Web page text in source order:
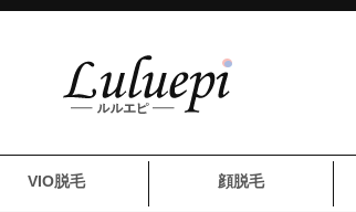
VIO脱毛 顔脱毛